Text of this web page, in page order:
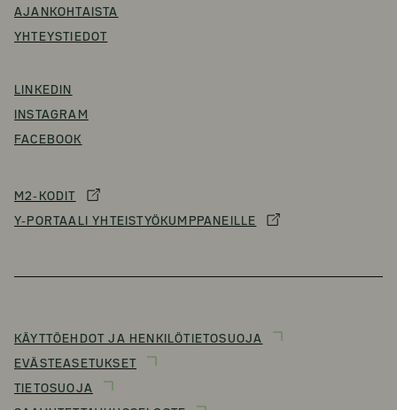
AJANKOHTAISTA
YHTEYSTIEDOT
LINKEDIN
INSTAGRAM
FACEBOOK
M2-KODIT
Y-PORTAALI YHTEISTYÖKUMPPANEILLE
KÄYTTÖEHDOT JA HENKILÖTIETOSUOJA
EVÄSTEASETUKSET
TIETOSUOJA